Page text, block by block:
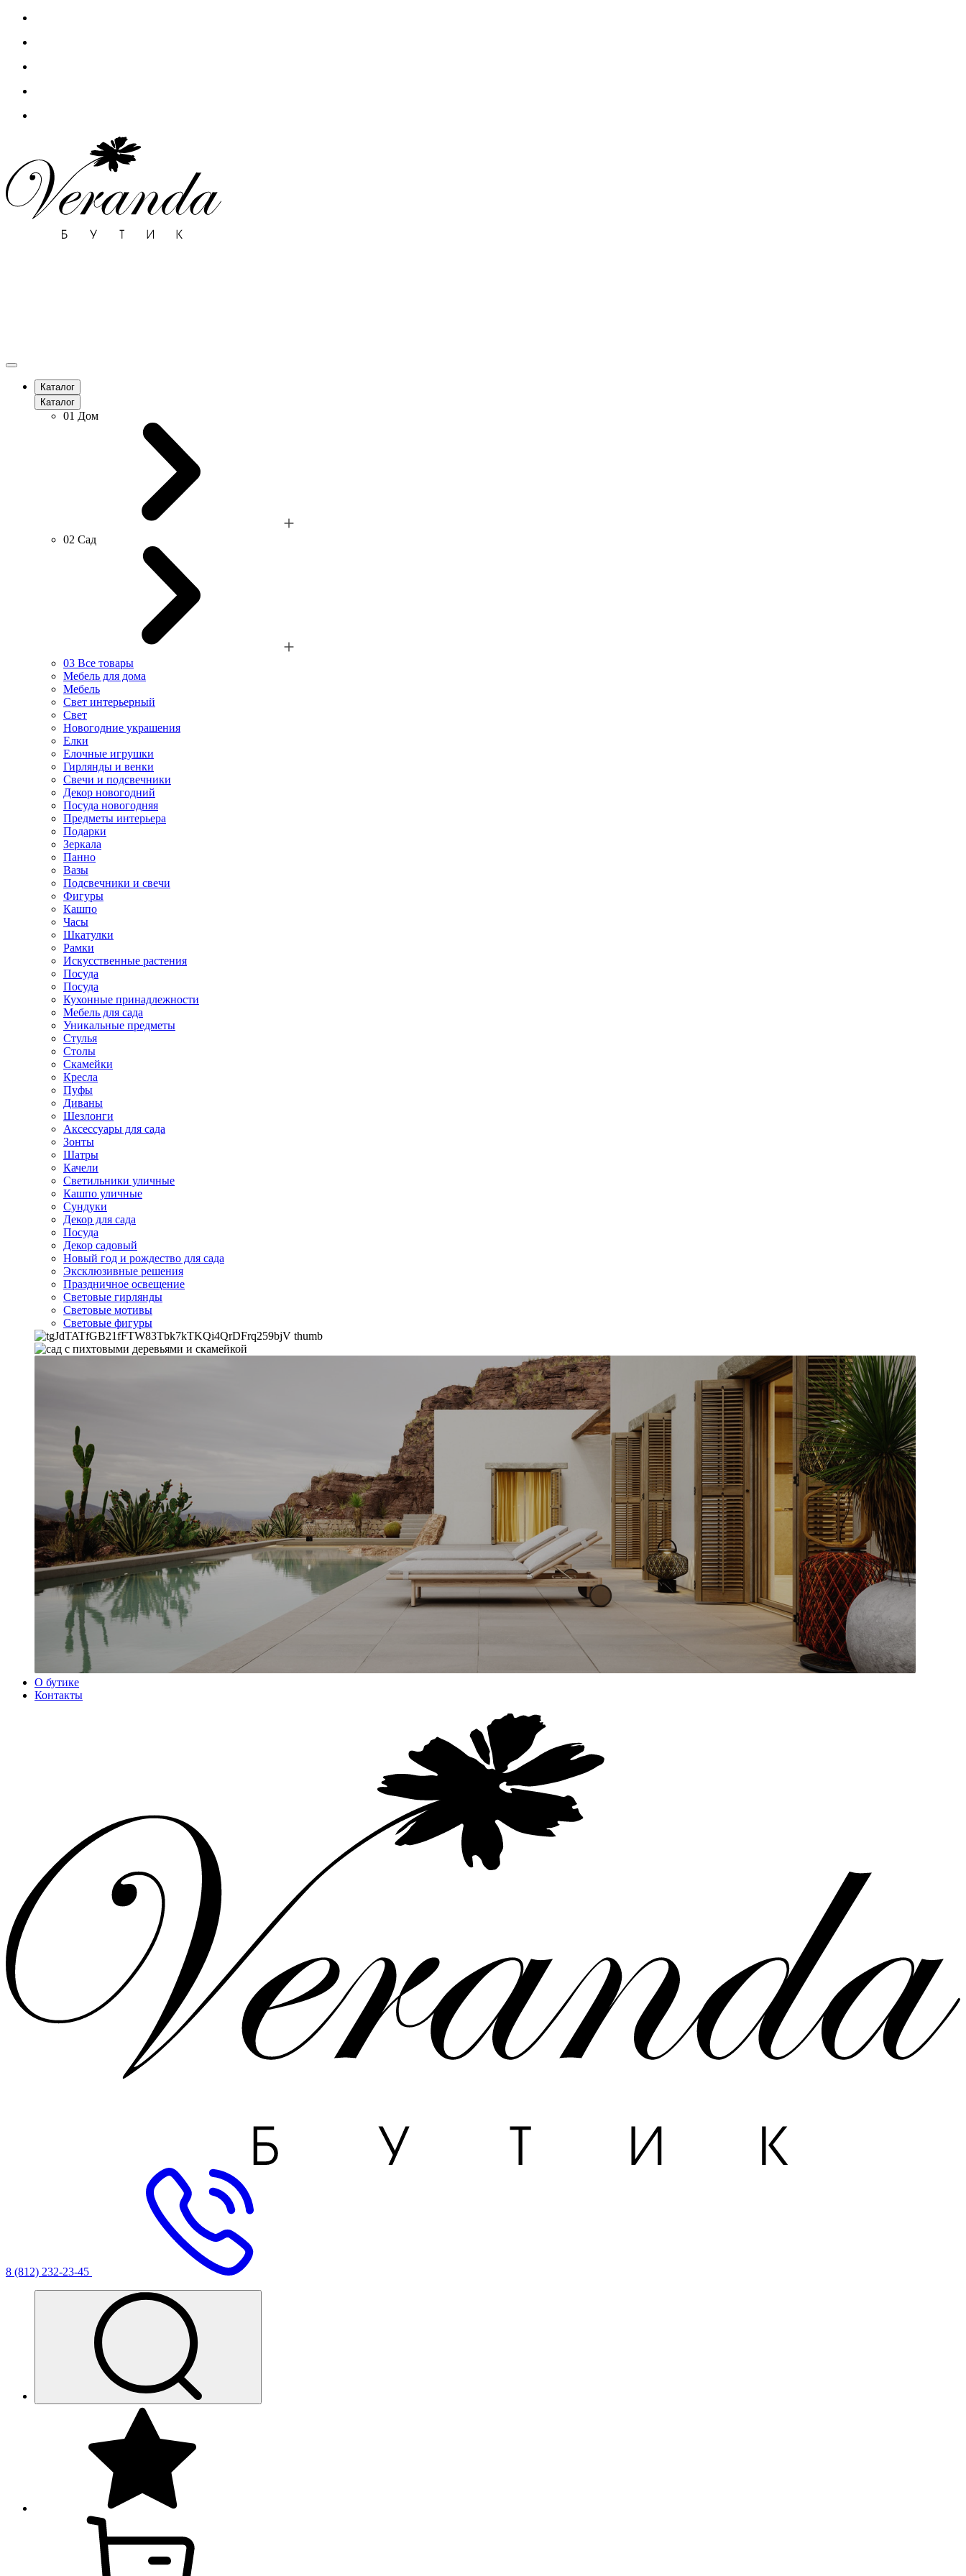
Каталог
Каталог
01 Дом
02 Сад
03 Все товары
Мебель для дома
Мебель
Свет интерьерный
Свет
Новогодние украшения
Елки
Елочные игрушки
Гирлянды и венки
Свечи и подсвечники
Декор новогодний
Посуда новогодняя
Предметы интерьера
Подарки
Зеркала
Панно
Вазы
Подсвечники и свечи
Фигуры
Кашпо
Часы
Шкатулки
Рамки
Искусственные растения
Посуда
Посуда
Кухонные принадлежности
Мебель для сада
Уникальные предметы
Стулья
Столы
Скамейки
Кресла
Пуфы
Диваны
Шезлонги
Аксессуары для сада
Зонты
Шатры
Качели
Cветильники уличные
Кашпо уличные
Сундуки
Декор для сада
Посуда
Декор садовый
Новый год и рождество для сада
Эксклюзивные решения
Праздничное освещение
Световые гирлянды
Световые мотивы
Световые фигуры
О бутике
Контакты
8 (812) 232-23-45